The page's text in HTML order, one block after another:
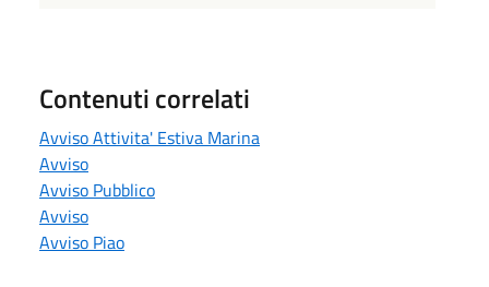
Contenuti correlati
Avviso Attivita' Estiva Marina
Avviso
Avviso Pubblico
Avviso
Avviso Piao